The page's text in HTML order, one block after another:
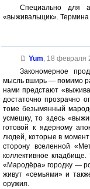
Специально для
«выживальщик». Термина
Yum, 18 февраля
Закономерное
мысль вширь — помимо
нами предстают
достаточно прозрачно
томе безымянный
усмешку, то здесь
готовой к ядерному
людей, которые в
сторону вселенной
коллективное
«Мародёра» городку —
живут «семьями» и
оружия.